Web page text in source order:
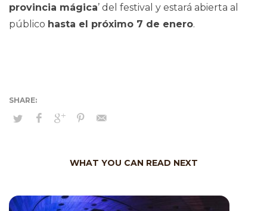
provincia mágica’ del festival y estará abierta al
público hasta el próximo 7 de enero.
WHAT YOU CAN READ NEXT